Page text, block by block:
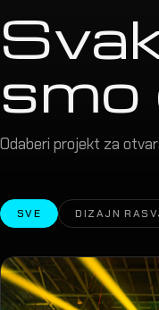
smo
Odaberi projekt za
SVE DIZAJN